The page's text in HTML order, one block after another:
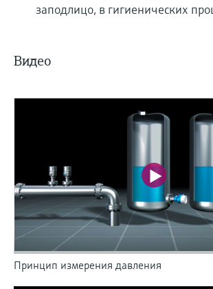
заподлицо, в гигиенических
Видео
Принцип измерения давления